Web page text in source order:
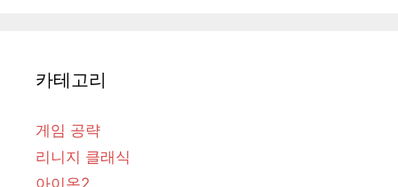
카테고리
게임 공략
리니지 클래식
아이온2